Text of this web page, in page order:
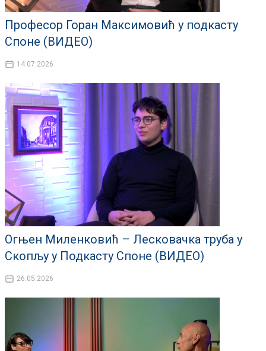
Професор Горан Максимовић у подкасту
Споне (ВИДЕО)
14.07.2026
Огњен Миленковић – Лесковачка труба у
Скопљу у Подкасту Споне (ВИДЕО)
26.05.2026